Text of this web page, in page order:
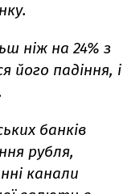
ніж на 24% з
його падіння, і
банків
рубля,
канали